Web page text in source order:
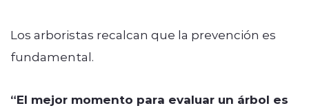
Los arboristas recalcan que la prevención es
fundamental.
“El mejor momento para evaluar un árbol es